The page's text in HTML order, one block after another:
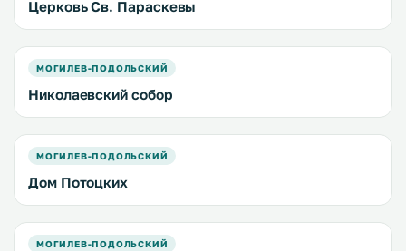
Церковь Св. Параскевы
МОГИЛЕВ-ПОДОЛЬСКИЙ
Николаевский собор
МОГИЛЕВ-ПОДОЛЬСКИЙ
Дом Потоцких
МОГИЛЕВ-ПОДОЛЬСКИЙ